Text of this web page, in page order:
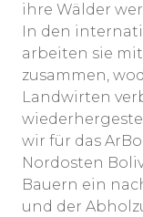
ihre Wälder
In den
arbeiten sie
zusammen,
Landwirten
wir für das
Nordosten
Bauern ein
und der